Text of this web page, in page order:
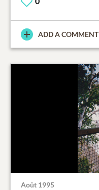
ADD A COMMENT
Août 1995